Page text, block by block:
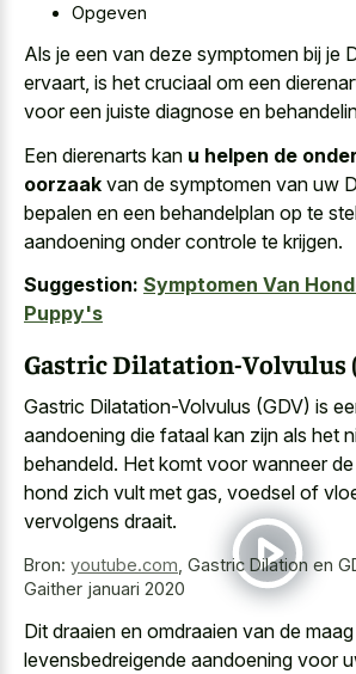
Opgeven
Als je een van deze symptomen bij je
ervaart, is het cruciaal om een
voor een juiste diagnose en
Een dierenarts kan u helpen de
oorzaak van de symptomen van uw
bepalen en een behandelplan op te
aandoening onder controle te krijgen.
Suggestion: Symptomen Van
Puppy's
Gastric Dilatation-Volvulus
Gastric Dilatation-Volvulus (GDV) is
aandoening die fataal kan zijn als het
behandeld. Het komt voor wanneer
hond zich vult met gas, voedsel of
vervolgens draait.
Bron: youtube.com Gastric Dilation en
Gaither januari 2020
Dit draaien en omdraaien van de
levensbedreigende aandoening voor